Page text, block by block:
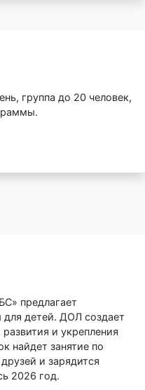
группа до 20 человек,
предлагает
для детей. ДОЛ создает
и укрепления
найдет занятие по
и зарядится
2026 год.